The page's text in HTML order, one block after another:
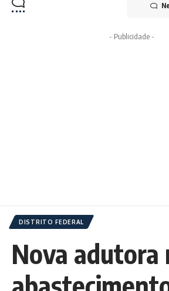
- Publicidade -
DISTRITO FEDERAL
Nova adutora